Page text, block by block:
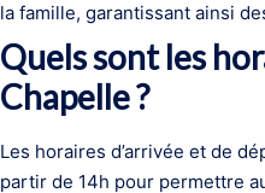
la famille, garantissant ainsi
Quels sont les
Chapelle ?
Les horaires d’arrivée et de
partir de 14h pour permettre